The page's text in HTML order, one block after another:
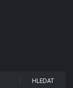
HLEDAT